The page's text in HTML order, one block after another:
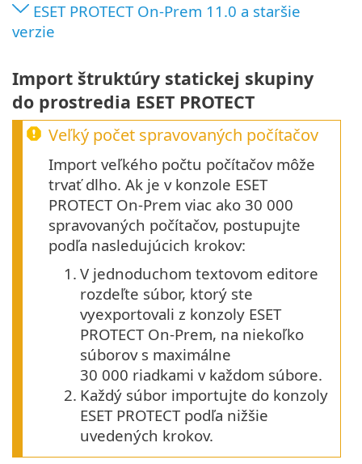
ESET PROTECT On‑Prem 11.0 a staršie
verzie
Import štruktúry statickej skupiny
do prostredia ESET PROTECT
Veľký počet spravovaných počítačov
Import veľkého počtu počítačov môže
trvať dlho. Ak je v konzole ESET
PROTECT On-Prem viac ako 30 000
spravovaných počítačov, postupujte
podľa nasledujúcich krokov:
1. V jednoduchom textovom editore
rozdeľte súbor, ktorý ste
vyexportovali z konzoly ESET
PROTECT On-Prem, na niekoľko
súborov s maximálne
30 000 riadkami v každom súbore.
2. Každý súbor importujte do konzoly
ESET PROTECT podľa nižšie
uvedených krokov.